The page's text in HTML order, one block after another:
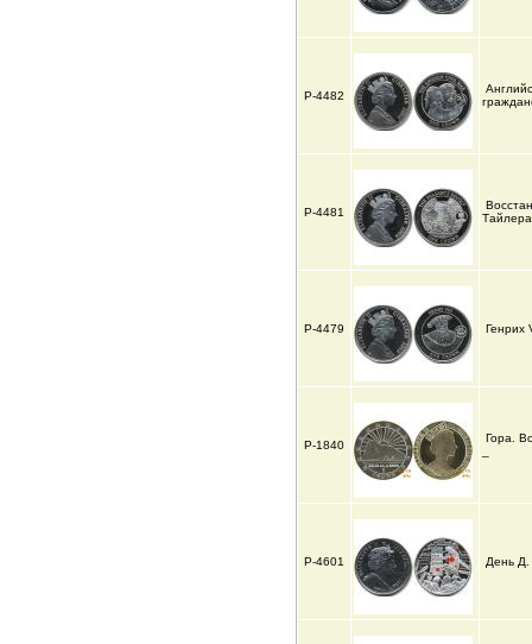
Р-4482
Р-4481
Р-4479 Генрих
Р-1840
Гора.
Р-4601 День